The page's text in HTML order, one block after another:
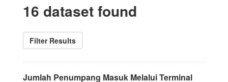
16 dataset found
Filter Results
Jumlah Penumpang Masuk Melalui Terminal